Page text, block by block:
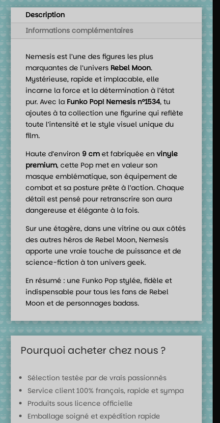
Description
Informations complémentaires
Nemesis est l’une des figures les plus
marquantes de l’univers Rebel Moon.
Mystérieuse, rapide et implacable, elle
incarne la force et la détermination à l’état
pur. Avec la Funko Pop! Nemesis n°1534, tu
ajoutes à ta collection une figurine qui reflète
toute l’intensité et le style visuel unique du
film.
Haute d’environ 9 cmet fabriquée en vinyle
premium, cette Pop met en valeur son
masque emblématique, son équipement de
combat et sa posture prête à l’action. Chaque
détail est pensé pour retranscrire son aura
dangereuse et élégante à la fois.
Sur une étagère, dans une vitrine ou aux côtés
des autres héros de Rebel Moon, Nemesis
apporte une vraie touche de puissance et de
science-fiction à ton univers geek.
En résumé : une Funko Pop stylée, fidèle et
indispensable pour tous les fans de Rebel
Moon et de personnages badass.
Pourquoi acheter chez nous ?
Sélection testée par de vrais passionnés
Service client 100% français, rapide et sympa
Produits sous licence officielle
Emballage soigné et expédition rapide